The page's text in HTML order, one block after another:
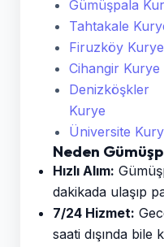
Gümüşpala
Tahtakale
Firuzköy Kurye
Cihangir Kurye
Denizköşkler
Kurye
Üniversite
Neden
Hızlı Alım:
dakikada ulaşıp
7/24 Hizmet:
saati dışında bile